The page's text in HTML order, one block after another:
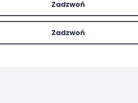
Zadzwoń
Zadzwoń